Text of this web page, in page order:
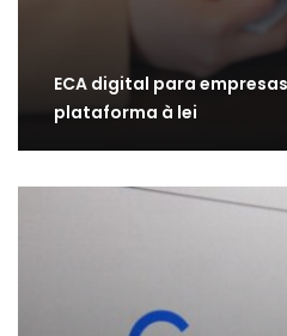
ECA digital para
plataforma à lei